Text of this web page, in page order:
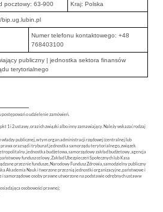
pocztowy: 63-900 Kraj: Polska
bip.ug.lubin.pl
Numer telefonu kontaktowego: +48
768403100
publiczny | jednostka sektora finansów
terytorialnego
o udzielenie zamówień.
1 i 2 ustawy, oraz ich związki albo inny zamawiający. Należy wskazać rodzaj
publicznej, w tym organ administracji rządowej (centralnej lub
oraz sąd i trybunał, jednostka samorządu terytorialnego, związek
jednostka budżetowa, samorządowy zakład budżetowy, agencja
fundusz celowy, Zakład Ubezpieczeń Społecznych lub Kasa
przez nie fundusze, Narodowy Fundusz Zdrowia, samodzielny publiczny
Akademia Nauk i tworzone przez nią jednostki organizacyjne, państwowe i
samorządowe osoby prawne utworzone na podstawie odrębnych ustaw w
osobowości prawnej;